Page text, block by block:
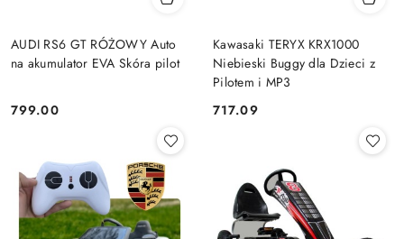
AUDI RS6 GT RÓŻOWY Auto
na akumulator EVA Skóra pilot
Cena:
799.00
Kawasaki TERYX KRX1000
Niebieski Buggy dla Dzieci z
Pilotem i MP3
Cena:
717.09